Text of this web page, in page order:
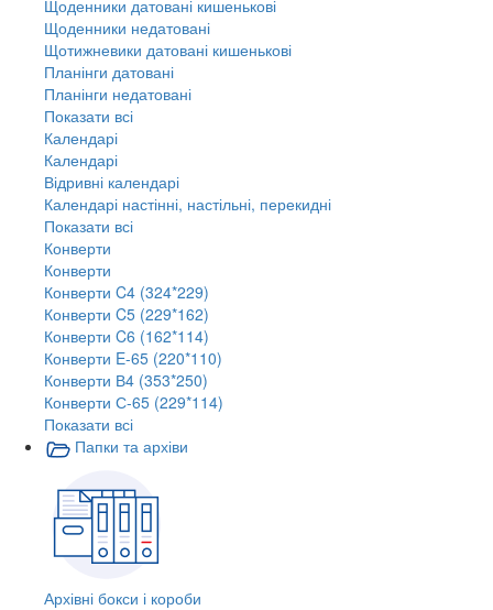
Щоденники датовані кишенькові
Щоденники недатовані
Щотижневики датовані кишенькові
Планінги датовані
Планінги недатовані
Показати всі
Календарі
Календарі
Відривні календарі
Календарі настінні, настільні, перекидні
Показати всі
Конверти
Конверти
Конверти C4 (324*229)
Конверти C5 (229*162)
Конверти C6 (162*114)
Конверти E-65 (220*110)
Конверти В4 (353*250)
Конверти С-65 (229*114)
Показати всі
Папки та архіви
Архівні бокси і короби